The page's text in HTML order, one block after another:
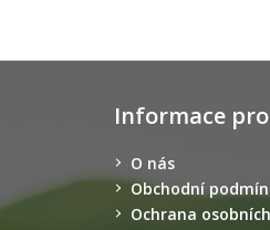
Z
í
Informace
O nás
Obchodní
Ochrana